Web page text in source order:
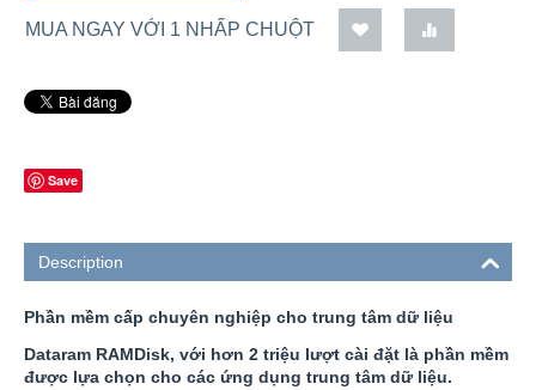
MUA NGAY VỚI 1 NHẤP CHUỘT
Save
Description
Phần mềm cấp chuyên nghiệp cho trung tâm dữ liệu
Dataram RAMDisk, với hơn 2 triệu lượt cài đặt là phần mềm
được lựa chọn cho các ứng dụng trung tâm dữ liệu.